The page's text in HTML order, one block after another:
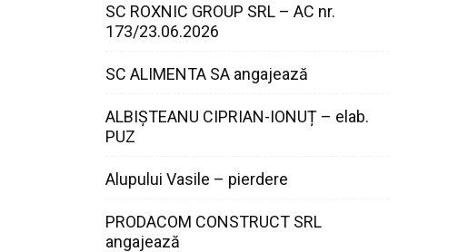
SC ROXNIC GROUP SRL – AC nr.
173/23.06.2026
SC ALIMENTA SA angajează
ALBIȘTEANU CIPRIAN-IONUȚ – elab.
PUZ
Alupului Vasile – pierdere
PRODACOM CONSTRUCT SRL
angajează